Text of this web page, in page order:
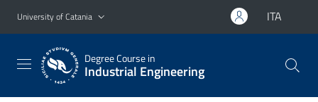
Go to main content
Go to navigation menu
University of Catania ITA
Degree Course in
Industrial Engineering